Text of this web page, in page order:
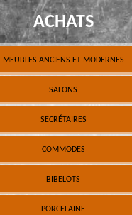
ACHATS
MEUBLES ANCIENS ET MODERNES
SALONS
SECRÉTAIRES
COMMODES
BIBELOTS
PORCELAINE